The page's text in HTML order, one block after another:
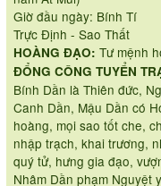
Giờ đầu ngày: Bính Tí
Trực Định - Sao Thất
HOÀNG ĐẠO: Tư mệnh
ĐỔNG CÔNG TUYỂN
Bính Dần là Thiên đức,
Canh Dần, Mậu Dần có
hoàng, mọi sao tốt che,
nhập trạch, khai trương,
quý tử, hưng gia đạo,
Nhâm Dần phạm Nguyệt